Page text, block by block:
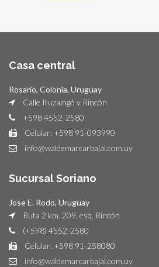
Casa central
Rosario, Colonia, Uruguay
Calle Ituzaingó y Rincón
+598 4552-2580
Celular: +598 91-093990
info@waldemarcarbajal.com.uy
Sucursal Soriano
Jose E. Rodo, Uruguay
Ruta 2 km. 209, esq. Rincón
(+598) 4552-2580
Celular: +598 91-258080
info@waldemarcarbajal.com.uy